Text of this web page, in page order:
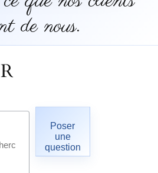
de nous.
Poser
une
question